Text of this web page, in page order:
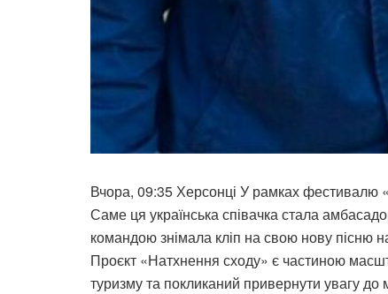
Вчора, 09:35 Херсонці У рамках фестивалю
Саме ця українська співачка стала
командою знімала кліп на свою нову пісню
Проєкт «Натхнення сходу» є частиною
туризму та покликаний привернути увагу до